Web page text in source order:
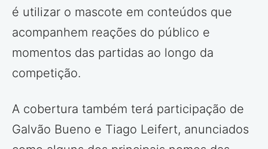
é utilizar o mascote em conteúdos que
acompanhem reações do público e
momentos das partidas ao longo da
competição.
A cobertura também terá participação de
Galvão Bueno e Tiago Leifert, anunciados